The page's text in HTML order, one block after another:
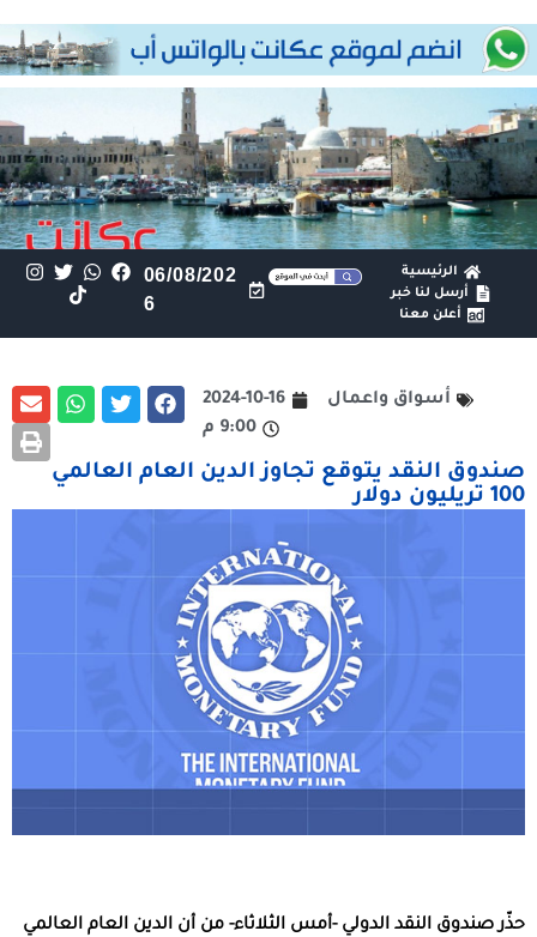
الرئيسية
أرسل لنا خبر
أعلن معنا
06/08/202
6
أسواق واعمال
2024-10-16
9:00 م
صندوق النقد يتوقع تجاوز الدين العام العالمي
100 تريليون دولار
حذّر صندوق النقد الدولي -أمس الثلاثاء- من أن الدين العام العالمي